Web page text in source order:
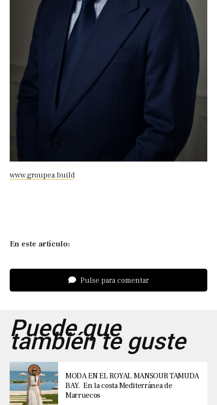
www.groupea.build
En este artículo:
Pulse para comentar
Puede que
también te guste
MODA EN EL ROYAL MANSOUR TAMUDA
BAY. En la costa Mediterránea de
Marruecos